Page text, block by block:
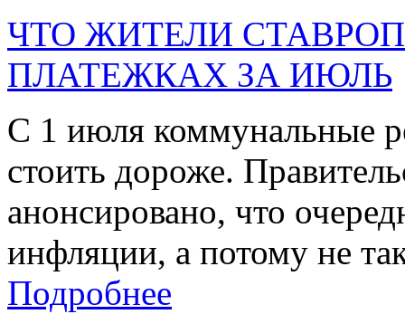
ЧТО ЖИТЕЛИ
ПЛАТЕЖКАХ ЗА ИЮЛЬ
С 1 июля коммунальные
стоить дороже.
анонсировано, что
инфляции, а потому не
Подробнее